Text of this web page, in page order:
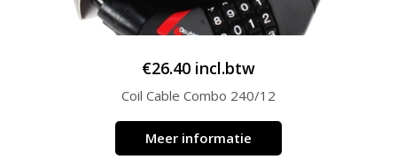
€26.40 incl.btw
Coil Cable Combo 240/12
Meer informatie